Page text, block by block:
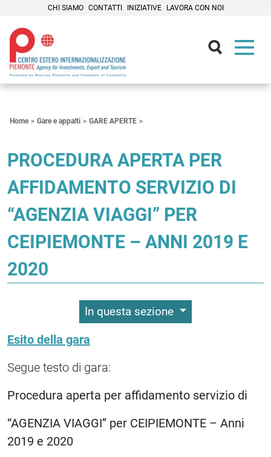
CHI SIAMO CONTATTI INIZIATIVE LAVORA CON NOI
Home Gare e appalti GARE APERTE
PROCEDURA APERTA PER
AFFIDAMENTO SERVIZIO DI
“AGENZIA VIAGGI” PER
CEIPIEMONTE – ANNI 2019 E
2020
In questa sezione
Esito della gara
Segue testo di gara:
Procedura aperta per affidamento servizio di
“AGENZIA VIAGGI” per CEIPIEMONTE – Anni
2019 e 2020